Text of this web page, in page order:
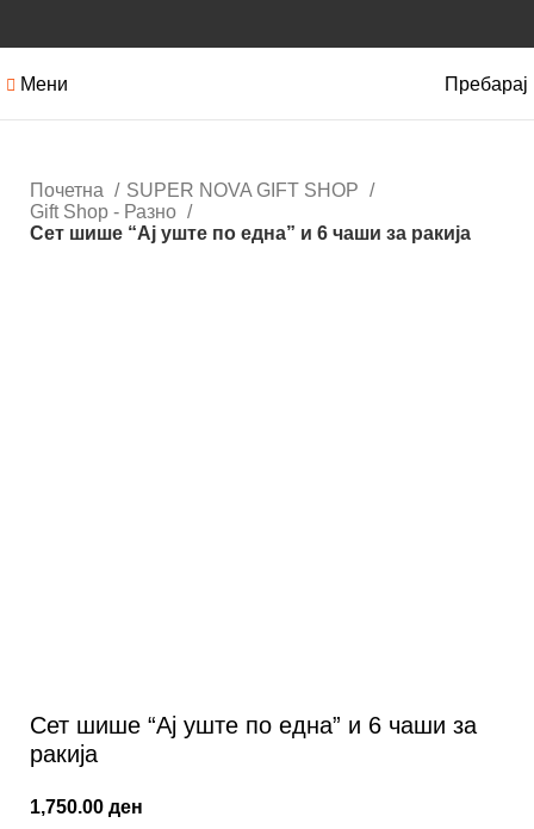
Мени Пребарај
Почетна
SUPER NOVA GIFT SHOP
Gift Shop - Разно
Сет шише “Aj уште по една” и 6 чаши за ракија
Сет шише “Aj уште по една” и 6 чаши за
ракија
1,750.00 ден